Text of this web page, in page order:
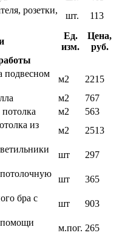
розетки,
шт. 113
Ед.
изм.
Цена,
руб.
подвесном
м2
2215
м2
767
м2
563
из
м2
2513
шт
297
шт
365
бра с
шт
903
помощи
м.пог. 265